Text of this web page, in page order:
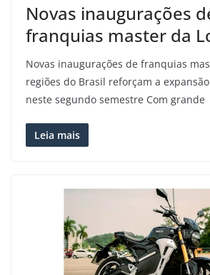
Novas inaugurações
franquias master da
Novas inaugurações de franquias
regiões do Brasil reforçam a
neste segundo semestre Com grande
Leia mais